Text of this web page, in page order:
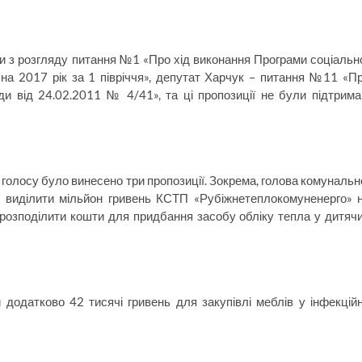
розгляду питання №1 «Про хід виконання Програми
на 2017 рік за 1 півріччя», депутат Харчук – питання №11
від 24.02.2011 № 4/41», та ці пропозиції не були
було винесено три пропозиції. Зокрема, голова
мільйон гривень КСТП «Рубіжнетеплокомуненерго»
кошти для придбання засобу обліку тепла у
42 тисячі гривень для закупівлі меблів у